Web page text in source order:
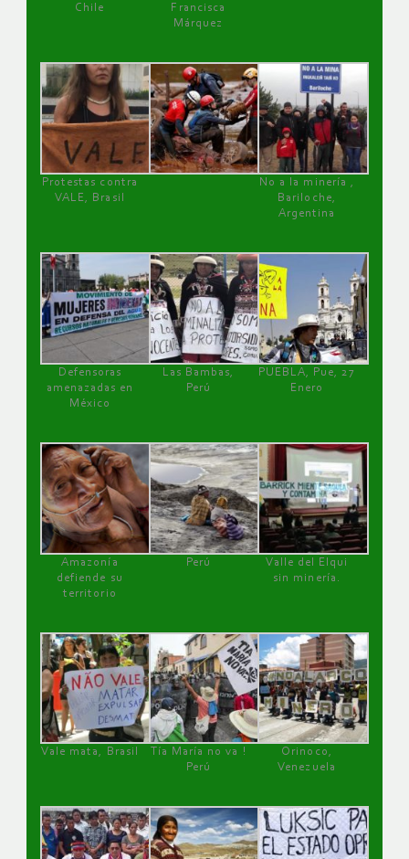
Chile
Francisca
Márquez
Protestas contra
VALE, Brasil
No a la minería ,
Bariloche,
Argentina
Defensoras
amenazadas en
México
Las Bambas,
Perú
PUEBLA, Pue, 27
Enero
Amazonía
defiende su
territorio
Perú
Valle del Elqui
sin minería.
Vale mata, Brasil
Tía María no va !
Perú
Orinoco,
Venezuela